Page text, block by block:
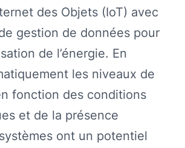
des Objets (IoT) avec
gestion de données pour
de l’énergie. En
les niveaux de
fonction des conditions
et de la présence
ont un potentiel